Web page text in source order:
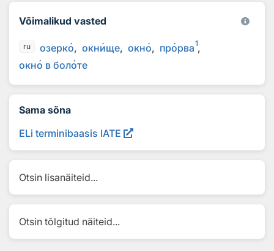
Võimalikud vasted
ru озерко окнище окно прорва1
окно в болоте
Sama sõna
ELi terminibaasis IATE
Otsin lisanäiteid...
Otsin tõlgitud näiteid...